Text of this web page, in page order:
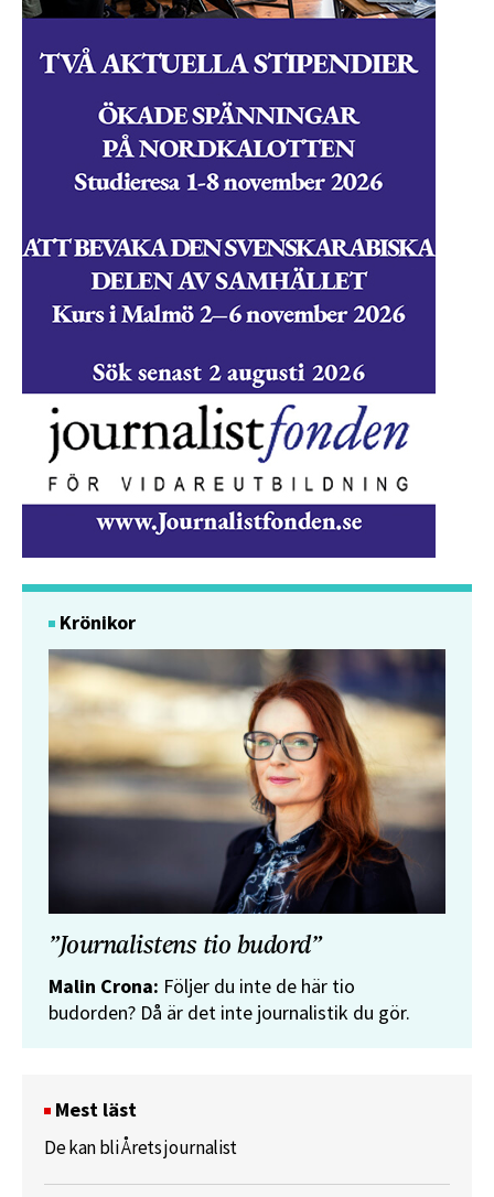
Krönikor
”Journalistens tio budord”
Malin Crona: Följer du inte de här tio
budorden? Då är det inte journalistik du gör.
Mest läst
De kan bli Årets journalist